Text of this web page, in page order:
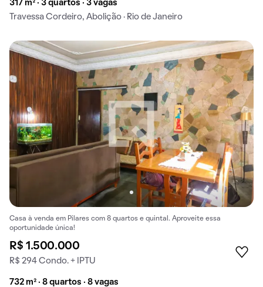
317 m² · 3 quartos · 3 vagas
Travessa Cordeiro, Abolição · Rio de Janeiro
Casa à venda em Pilares com 8 quartos e quintal. Aproveite essa
oportunidade única!
R$ 1.500.000
R$ 294 Condo. + IPTU
732 m² · 8 quartos · 8 vagas